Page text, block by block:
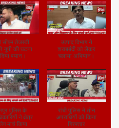
सीएम तेजस्वी
यूपी की घटना
बयान।
उत्पाद विभाग ने
शराबबंदी को लेकर
चलाया अभियान।
पुलिस के
ने क्षेत्र
मार्च किया
रांची पुलिस ने तीन
अपराधियों को किया
गिरफ्तार